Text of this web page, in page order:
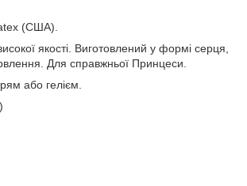
(США).
якості. Виготовлений у формі серця,
Для справжньої Принцеси.
або гелієм.